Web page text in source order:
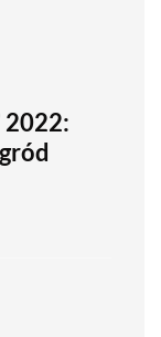
2022: